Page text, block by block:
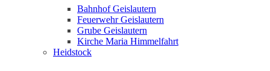
Bahnhof Geislautern
Feuerwehr Geislautern
Grube Geislautern
Kirche Maria Himmelfahrt
Heidstock